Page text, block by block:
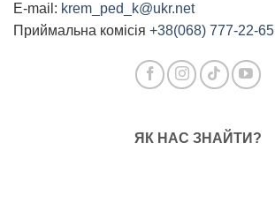
E-mail: krem_ped_k@ukr.net
Приймальна комісія +38(068) 777-22-65
ЯК НАС ЗНАЙТИ?